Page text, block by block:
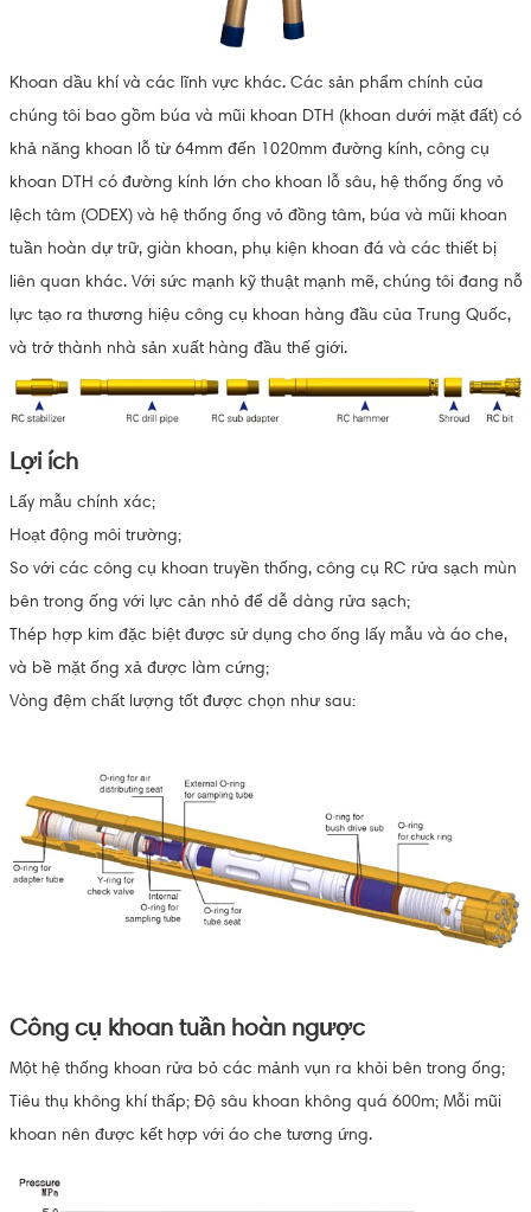
Khoan dầu khí và các lĩnh vực khác. Các sản phẩm chính của
chúng tôi bao gồm búa và mũi khoan DTH (khoan dưới mặt đất) có
khả năng khoan lỗ từ 64mm đến 1020mm đường kính, công cụ
khoan DTH có đường kính lớn cho khoan lỗ sâu, hệ thống ống vỏ
lệch tâm (ODEX) và hệ thống ống vỏ đồng tâm, búa và mũi khoan
tuần hoàn dự trữ, giàn khoan, phụ kiện khoan đá và các thiết bị
liên quan khác. Với sức mạnh kỹ thuật mạnh mẽ, chúng tôi đang nỗ
lực tạo ra thương hiệu công cụ khoan hàng đầu của Trung Quốc,
và trở thành nhà sản xuất hàng đầu thế giới.
Lợi ích
Lấy mẫu chính xác;
Hoạt động môi trường;
So với các công cụ khoan truyền thống, công cụ RC rửa sạch mùn
bên trong ống với lực cản nhỏ để dễ dàng rửa sạch;
Thép hợp kim đặc biệt được sử dụng cho ống lấy mẫu và áo che,
và bề mặt ống xả được làm cứng;
Vòng đệm chất lượng tốt được chọn như sau:
Công cụ khoan tuần hoàn ngược
Một hệ thống khoan rửa bỏ các mảnh vụn ra khỏi bên trong ống;
Tiêu thụ không khí thấp; Độ sâu khoan không quá 600m; Mỗi mũi
khoan nên được kết hợp với áo che tương ứng.